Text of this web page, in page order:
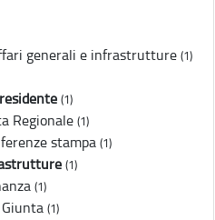
generali e infrastrutture (1)
(1)
Regionale (1)
stampa (1)
(1)
(1)
(1)